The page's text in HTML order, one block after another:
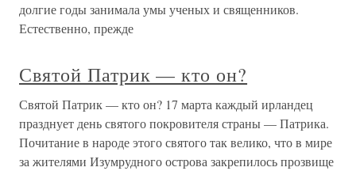
долгие годы занимала умы ученых и священников.
Естественно, прежде
Святой Патрик — кто он?
Святой Патрик — кто он? 17 марта каждый ирландец
празднует день святого покровителя страны — Патрика.
Почитание в народе этого святого так велико, что в мире
за жителями Изумрудного острова закрепилось прозвище